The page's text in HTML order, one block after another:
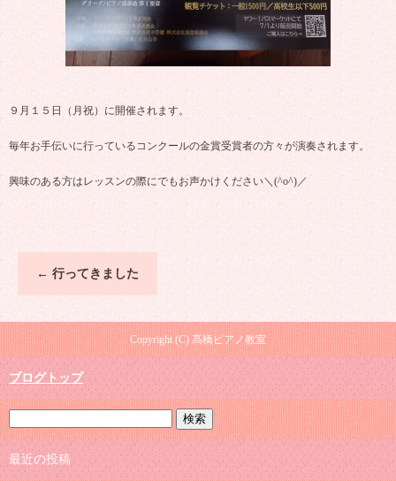
９月１５日（月祝）に開催されます。
毎年お手伝いに行っているコンクールの金賞受賞者の方々が演奏されます。
興味のある方はレッスンの際にでもお声かけください＼(^o^)／
← 行ってきました
Copyright (C) 髙橋ピアノ教室
ブログトップ
最近の投稿